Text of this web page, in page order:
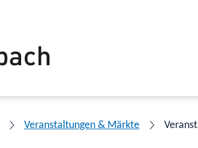
Veranstaltungen & Märkte